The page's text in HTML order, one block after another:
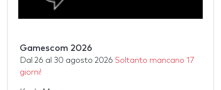
Gamescom 2026
Dal 26 al 30 agosto 2026 Soltanto mancano 17
giorni!